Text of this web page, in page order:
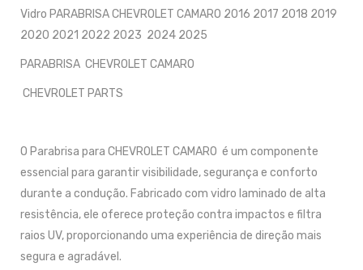
Vidro PARABRISA CHEVROLET CAMARO 2016 2017 2018 2019
2020 2021 2022 2023 2024 2025
PARABRISA CHEVROLET CAMARO
CHEVROLET PARTS
O Parabrisa para CHEVROLET CAMARO é um componente
essencial para garantir visibilidade, segurança e conforto
durante a condução. Fabricado com vidro laminado de alta
resistência, ele oferece proteção contra impactos e filtra
raios UV, proporcionando uma experiência de direção mais
segura e agradável.